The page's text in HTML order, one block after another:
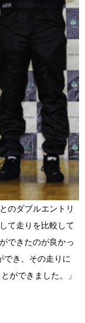
のダブルエントリ
て走りを比較して
できたのが良かっ
でき、その走りに
ができました。」